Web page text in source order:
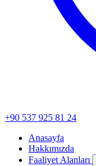
+90 537 925 81 24
Anasayfa
Hakkımızda
Faaliyet Alanları